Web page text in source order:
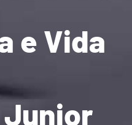
e Vida